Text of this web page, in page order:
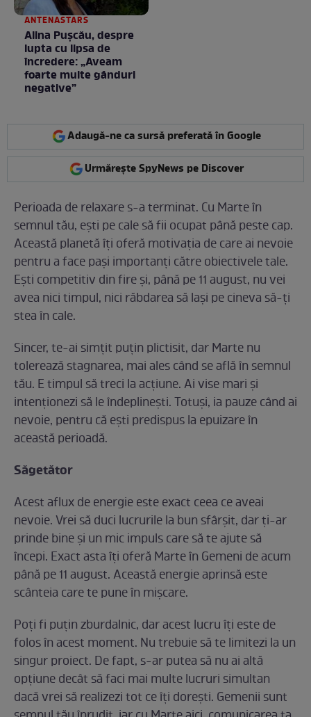
ANTENASTARS
Alina Pușcău, despre
lupta cu lipsa de
încredere: „Aveam
foarte multe gânduri
negative”
Adaugă-ne ca sursă preferată în Google
Urmărește SpyNews pe Discover
Perioada de relaxare s-a terminat. Cu Marte în
semnul tău, ești pe cale să fii ocupat până peste cap.
Această planetă îți oferă motivația de care ai nevoie
pentru a face pași importanți către obiectivele tale.
Ești competitiv din fire și, până pe 11 august, nu vei
avea nici timpul, nici răbdarea să lași pe cineva să-ți
stea în cale.
Sincer, te-ai simțit puțin plictisit, dar Marte nu
tolerează stagnarea, mai ales când se află în semnul
tău. E timpul să treci la acțiune. Ai vise mari și
intenționezi să le îndeplinești. Totuși, ia pauze când ai
nevoie, pentru că ești predispus la epuizare în
această perioadă.
Săgetător
Acest aflux de energie este exact ceea ce aveai
nevoie. Vrei să duci lucrurile la bun sfârșit, dar ți-ar
prinde bine și un mic impuls care să te ajute să
începi. Exact asta îți oferă Marte în Gemeni de acum
până pe 11 august. Această energie aprinsă este
scânteia care te pune în mișcare.
Poți fi puțin zburdalnic, dar acest lucru îți este de
folos în acest moment. Nu trebuie să te limitezi la un
singur proiect. De fapt, s-ar putea să nu ai altă
opțiune decât să faci mai multe lucruri simultan
dacă vrei să realizezi tot ce îți dorești. Gemenii sunt